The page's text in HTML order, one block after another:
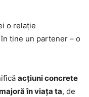
o relație
tine un partener – o
acțiuni concrete
în viața ta, de